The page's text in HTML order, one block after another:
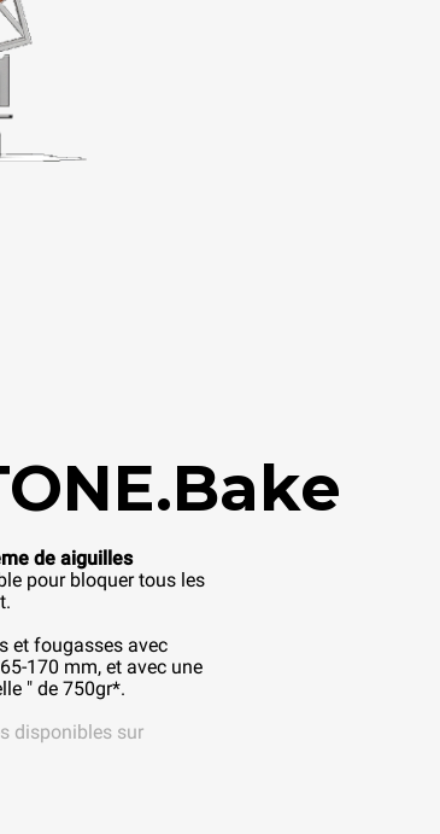
de aiguilles
pour bloquer tous les
et fougasses avec
170 mm, et avec une
" de 750gr*.
disponibles sur